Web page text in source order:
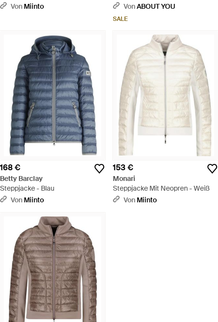
Von Miinto
VonABOUT YOU
SALE
168 €
Betty Barclay
Steppjacke - Blau
Von Miinto
153 €
Monari
Steppjacke Mit Neopren - Weiß
Von Miinto